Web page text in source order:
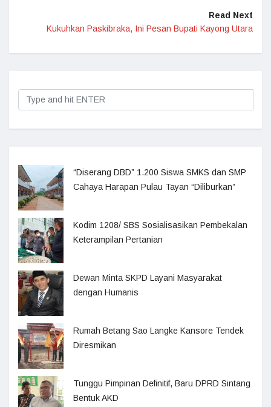
Read Next
Kukuhkan Paskibraka, Ini Pesan Bupati Kayong Utara
“Diserang DBD” 1.200 Siswa SMKS dan SMP
Cahaya Harapan Pulau Tayan “Diliburkan”
Kodim 1208/ SBS Sosialisasikan Pembekalan
Keterampilan Pertanian
Dewan Minta SKPD Layani Masyarakat
dengan Humanis
Rumah Betang Sao Langke Kansore Tendek
Diresmikan
Tunggu Pimpinan Definitif, Baru DPRD Sintang
Bentuk AKD